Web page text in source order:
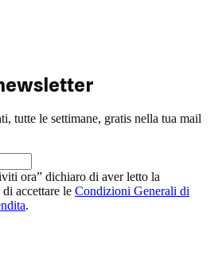
tutte le settimane, gratis nella tua mail
ora” dichiaro di aver letto la
di accettare le Condizioni Generali di
.